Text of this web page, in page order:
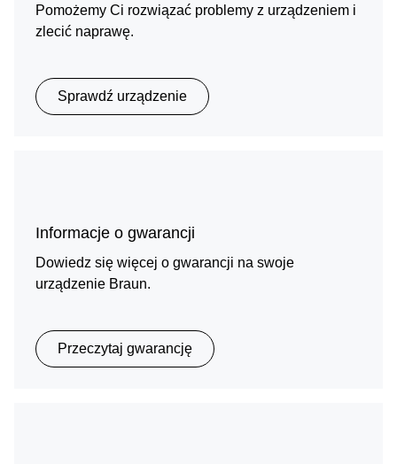
Pomożemy Ci rozwiązać problemy z urządzeniem i
zlecić naprawę.
Sprawdź urządzenie
Informacje o gwarancji
Dowiedz się więcej o gwarancji na swoje
urządzenie Braun.
Przeczytaj gwarancję